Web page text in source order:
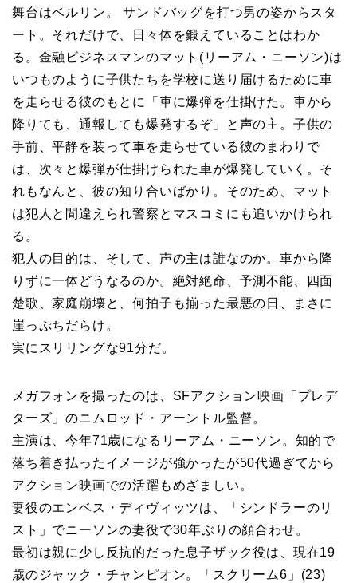
舞台はベルリン。 サンドバッグを打つ男の姿からスタ
ート。それだけで、日々体を鍛えていることはわか
る。金融ビジネスマンのマット(リーアム・ニーソン)は
いつものように子供たちを学校に送り届けるために車
を走らせる彼のもとに「車に爆弾を仕掛けた。車から
降りても、通報しても爆発するぞ」と声の主。子供の
手前、平静を装って車を走らせている彼のまわりで
は、次々と爆弾が仕掛けられた車が爆発していく。そ
れもなんと、彼の知り合いばかり。そのため、マット
は犯人と間違えられ警察とマスコミにも追いかけられ
る。
犯人の目的は、そして、声の主は誰なのか。車から降
りずに一体どうなるのか。絶対絶命、予測不能、四面
楚歌、家庭崩壊と、何拍子も揃った最悪の日、まさに
崖っぷちだらけ。
実にスリリングな91分だ。
メガフォンを撮ったのは、SFアクション映画「プレデ
ターズ」のニムロッド・アーントル監督。
主演は、今年71歳になるリーアム・ニーソン。知的で
落ち着き払ったイメージが強かったが50代過ぎてから
アクション映画での活躍もめざましい。
妻役のエンベス・ディヴィッツは、「シンドラーのリ
スト」でニーソンの妻役で30年ぶりの顔合わせ。
最初は親に少し反抗的だった息子ザック役は、現在19
歳のジャック・チャンピオン。「スクリーム6」(23)